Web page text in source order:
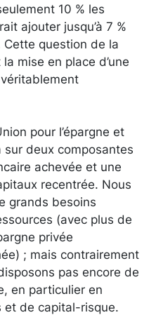
10 % les
ajouter jusqu’à 7 %
Cette question de la
mise en place d’une
pour l’épargne et
sur deux composantes
achevée et une
recentrée. Nous
grands besoins
(avec plus de
privée
; mais contrairement
pas encore de
en particulier en
et de capital-risque.